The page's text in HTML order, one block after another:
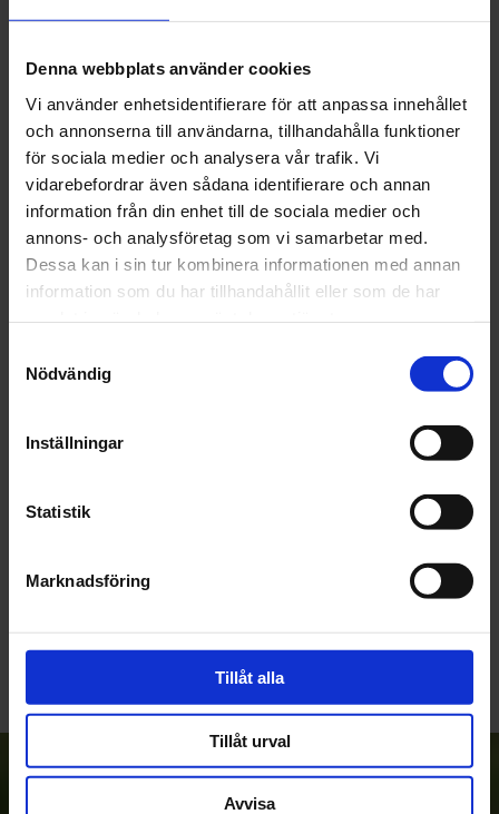
Denna webbplats använder cookies
Vi använder enhetsidentifierare för att anpassa innehållet
och annonserna till användarna, tillhandahålla funktioner
för sociala medier och analysera vår trafik. Vi
vidarebefordrar även sådana identifierare och annan
information från din enhet till de sociala medier och
annons- och analysföretag som vi samarbetar med.
Dessa kan i sin tur kombinera informationen med annan
information som du har tillhandahållit eller som de har
Nödvändig
Inställningar
Statistik
Marknadsföring
Tillåt alla
Tillåt urval
Avvisa
Säljes styckvis
Finns i följande rullmotstånd:
1:or - Lätt rull
2:or - Normalrull
3:or - Trögt rull
Om du beställer dessa hjul till Touring Plus så lämna
ett meddelande i kassan att hjulen ska vara till
Touring Plus.
OMDÖMEN
Anmäl dig till vårt nyhetsbrev!